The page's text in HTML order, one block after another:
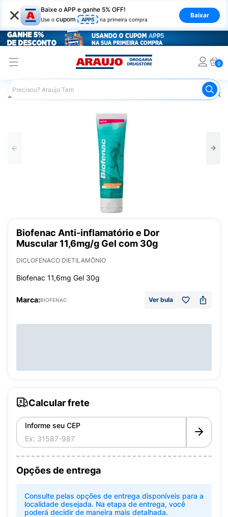
× Baixe o APP e ganhe 5% OFF!
Use o cupom APP5 na primeira compra
Baixar
0
Araujo Medicamentos Remédios para Alergias e
Biofenac Anti-inflamatório e Dor
Muscular 11,6mg/g Gel com 30g
DICLOFENACO DIETILAMÔNIO
Biofenac 11,6mg Gel 30g
Marca:BIOFENAC Ver bula
Calcular frete
Informe seu CEP
Opções de entrega
Consulte pelas opções de entrega disponíveis para a
localidade desejada. Na etapa de entrega, você
poderá decidir de maneira mais detalhada.